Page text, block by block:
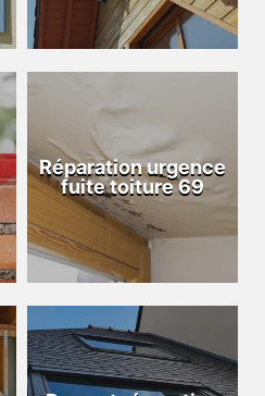
Réparation urgence
fuite toiture 69